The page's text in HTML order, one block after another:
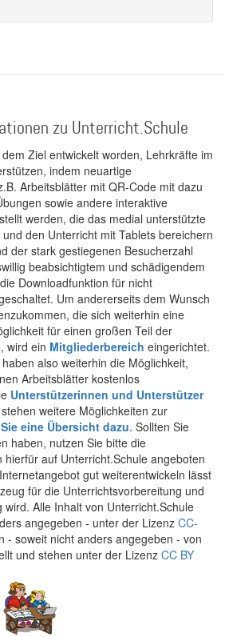
zu Unterricht.Schule
Ziel entwickelt worden, Lehrkräfte im
indem neuartige
Arbeitsblätter mit QR-Code mit dazu
sowie andere interaktive
werden, die das medial unterstützte
den Unterricht mit Tablets bereichern
der stark gestiegenen Besucherzahl
beabsichtigtem und schädigendem
Downloadfunktion für nicht
Um andererseits dem Wunsch
die sich weiterhin eine
für einen großen Teil der
wird ein Mitgliederbereich eingerichtet.
also weiterhin die Möglichkeit,
Arbeitsblätter kostenlos
Unterstützerinnen und Unterstützer
stehen weitere Möglichkeiten zur
eine Übersicht dazu. Sollten Sie
haben, nutzen Sie bitte die
hierfür auf Unterricht.Schule angeboten
gut weiterentwickeln lässt
für die Unterrichtsvorbereitung und
Alle Inhalt von Unterricht.Schule
angegeben - unter der Lizenz CC-
- soweit nicht anders angegeben - von
und stehen unter der Lizenz CC BY